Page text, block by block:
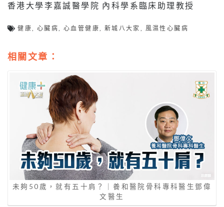
香港大學李嘉誠醫學院 內科學系臨床助理教授
健康,心臟病,心血管健康, 新城八大家 , 風濕性心臟病
相關文章：
未夠50歲，就有五十肩？｜養和醫院骨科專科醫生鄧偉
文醫生